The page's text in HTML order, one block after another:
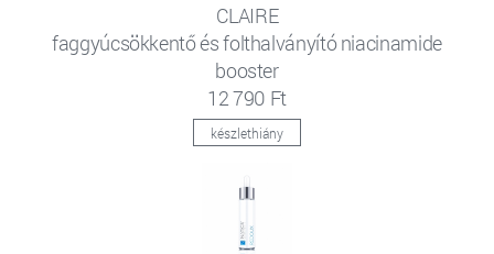
CLAIRE
faggyúcsökkentő és folthalványító niacinamide
booster
12 790 Ft
készlethiány